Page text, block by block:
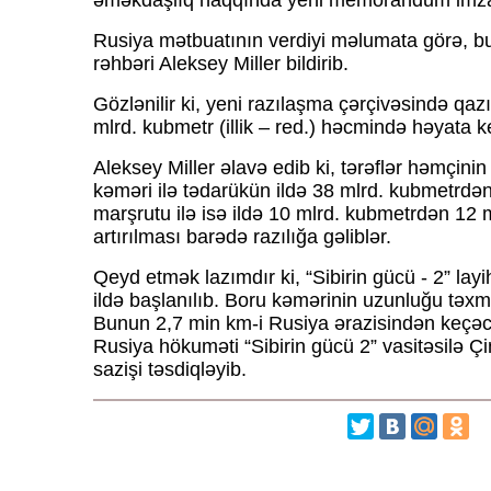
Rusiya mətbuatının verdiyi məlumata görə,
rəhbəri Aleksey Miller bildirib.
Gözlənilir ki, yeni razılaşma çərçivəsində
mlrd. kubmetr (illik – red.) həcmində həyata
Aleksey Miller əlavə edib ki, tərəflər həmçinin
kəməri ilə tədarükün ildə 38 mlrd.
marşrutu ilə isə ildə 10 mlrd. kubmetrdən 12
artırılması barədə razılığa gəliblər.
Qeyd etmək lazımdır ki, “Sibirin gücü - 2”
ildə başlanılıb. Boru kəmərinin uzunluğu
Bunun 2,7 min km-i Rusiya ərazisindən
Rusiya hökuməti “Sibirin gücü 2” vasitəsilə
sazişi təsdiqləyib.